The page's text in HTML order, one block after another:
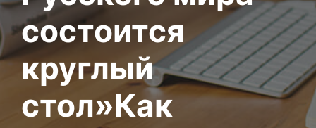
состоится
круглый
стол»Как